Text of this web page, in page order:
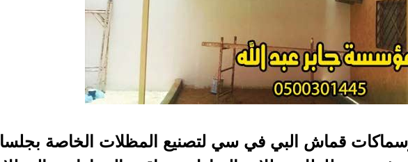
قماش البي في سي لتصنيع المظلات الخاصة